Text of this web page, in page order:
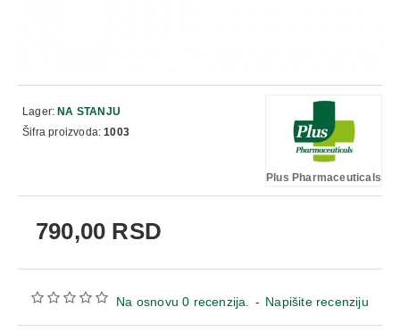
Na osnovu 0 recenzija. - Napišite recenziju
790,00 RSD
Lager: NA STANJU
Šifra proizvoda: 1003
Plus Pharmaceuticals